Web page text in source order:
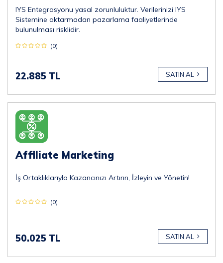
IYS Entegrasyonu yasal zorunluluktur. Verilerinizi IYS
Sistemine aktarmadan pazarlama faaliyetlerinde
bulunulması risklidir.
(0)
22.885 TL SATIN AL
Affiliate Marketing
İş Ortaklıklarıyla Kazancınızı Artırın, İzleyin ve Yönetin!
(0)
50.025 TL SATIN AL